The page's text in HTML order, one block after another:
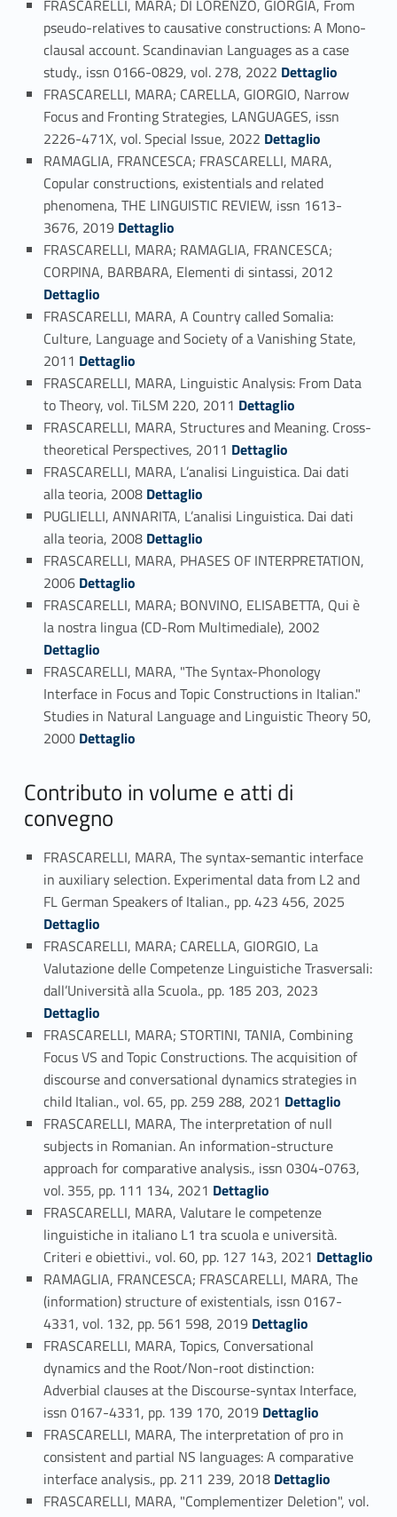
FRASCARELLI, MARA; DI LORENZO, GIORGIA, From
pseudo-relatives to causative constructions: A Mono-
clausal account. Scandinavian Languages as a case
study., issn 0166-0829, vol. 278, 2022 Link identifier #identifier_person_77454-26
Dettaglio
FRASCARELLI, MARA; CARELLA, GIORGIO, Narrow
Focus and Fronting Strategies, LANGUAGES, issn
2226-471X, vol. Special Issue, 2022 Link identifier #identifier_person_97444-27
Dettaglio
RAMAGLIA, FRANCESCA; FRASCARELLI, MARA,
Copular constructions, existentials and related
phenomena, THE LINGUISTIC REVIEW, issn 1613-
3676, 2019 Link identifier #identifier_person_38955-28
Dettaglio
FRASCARELLI, MARA; RAMAGLIA, FRANCESCA;
CORPINA, BARBARA, Elementi di sintassi, 2012
Dettaglio
FRASCARELLI, MARA, A Country called Somalia:
Culture, Language and Society of a Vanishing State,
2011 Link identifier #identifier_person_123070-30
Dettaglio
FRASCARELLI, MARA, Linguistic Analysis: From Data
to Theory, vol. TiLSM 220, 2011 Link identifier #identifier_person_151969-31
Dettaglio
FRASCARELLI, MARA, Structures and Meaning. Cross-
theoretical Perspectives, 2011 Link identifier #identifier_person_94770-32
Dettaglio
FRASCARELLI, MARA, L’analisi Linguistica. Dai dati
alla teoria, 2008 Link identifier #identifier_person_149399-33
Dettaglio
PUGLIELLI, ANNARITA, L’analisi Linguistica. Dai dati
alla teoria, 2008 Link identifier #identifier_person_155419-34
Dettaglio
FRASCARELLI, MARA, PHASES OF INTERPRETATION,
2006 Link identifier #identifier_person_76943-35
Dettaglio
FRASCARELLI, MARA; BONVINO, ELISABETTA, Qui è
la nostra lingua (CD-Rom Multimediale), 2002Link identifier #identifier_person_195884-36
Dettaglio
FRASCARELLI, MARA, "The Syntax-Phonology
Interface in Focus and Topic Constructions in Italian."
Studies in Natural Language and Linguistic Theory 50,
2000 Link identifier #identifier_person_174473-37
Dettaglio
Contributo in volume e atti di
convegno
FRASCARELLI, MARA, The syntax-semantic interface
in auxiliary selection. Experimental data from L2 and
FL German Speakers of Italian., pp. 423 456, 2025
Dettaglio
FRASCARELLI, MARA; CARELLA, GIORGIO, La
Valutazione delle Competenze Linguistiche Trasversali:
dall’Università alla Scuola., pp. 185 203, 2023
Dettaglio
FRASCARELLI, MARA; STORTINI, TANIA, Combining
Focus VS and Topic Constructions. The acquisition of
discourse and conversational dynamics strategies in
child Italian., vol. 65, pp. 259 288, 2021 Link identifier #identifier_person_48456-40
Dettaglio
FRASCARELLI, MARA, The interpretation of null
subjects in Romanian. An information-structure
approach for comparative analysis., issn 0304-0763,
vol. 355, pp. 111 134, 2021 Link identifier #identifier_person_65304-41
Dettaglio
FRASCARELLI, MARA, Valutare le competenze
linguistiche in italiano L1 tra scuola e università.
Criteri e obiettivi., vol. 60, pp. 127 143, 2021 Link identifier #identifier_person_131863-42
Dettaglio
RAMAGLIA, FRANCESCA; FRASCARELLI, MARA, The
(information) structure of existentials, issn 0167-
4331, vol. 132, pp. 561 598, 2019 Link identifier #identifier_person_90094-43
Dettaglio
FRASCARELLI, MARA, Topics, Conversational
dynamics and the Root/Non-root distinction:
Adverbial clauses at the Discourse-syntax Interface,
issn 0167-4331, pp. 139 170, 2019 Link identifier #identifier_person_143586-44
Dettaglio
FRASCARELLI, MARA, The interpretation of pro in
consistent and partial NS languages: A comparative
interface analysis., pp. 211 239, 2018 Link identifier #identifier_person_75676-45
Dettaglio
FRASCARELLI, MARA, "Complementizer Deletion", vol.